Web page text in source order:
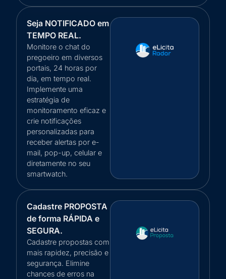
Seja NOTIFICADO em
TEMPO REAL.
Monitore o chat do
pregoeiro em diversos
portais, 24 horas por
dia, em tempo real.
Implemente uma
estratégia de
monitoramento eficaz e
crie notificações
personalizadas para
receber alertas por e-
mail, pop-up, celular e
diretamente no seu
smartwatch.
Cadastre PROPOSTA
de forma RÁPIDA e
SEGURA.
Cadastre propostas com
mais rapidez, precisão e
segurança. Elimine
chances de erros na